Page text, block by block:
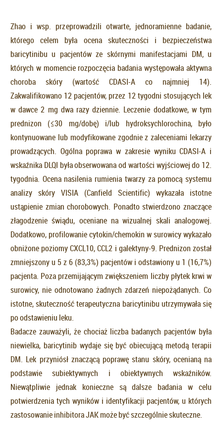
Zhao i wsp. przeprowadzili otwarte, jednoramienne badanie,
którego celem była ocena skuteczności i bezpieczeństwa
baricytinibu u pacjentów ze skórnymi manifestacjami DM, u
których w momencie rozpoczęcia badania występowała aktywna
choroba skóry (wartość CDASI-A co najmniej 14).
Zakwalifikowano 12 pacjentów, przez 12 tygodni stosujących lek
w dawce 2 mg dwa razy dziennie. Leczenie dodatkowe, w tym
prednizon (≤30 mg/dobę) i/lub hydroksychlorochina, było
kontynuowane lub modyfikowane zgodnie z zaleceniami lekarzy
prowadzących. Ogólna poprawa w zakresie wyniku CDASI-A i
wskaźnika DLQI była obserwowana od wartości wyjściowej do 12.
tygodnia. Ocena nasilenia rumienia twarzy za pomocą systemu
analizy skóry VISIA (Canfield Scientific) wykazała istotne
ustąpienie zmian chorobowych. Ponadto stwierdzono znaczące
złagodzenie świądu, oceniane na wizualnej skali analogowej.
Dodatkowo, profilowanie cytokin/chemokin w surowicy wykazało
obniżone poziomy CXCL10, CCL2 i galektyny-9. Prednizon został
zmniejszony u 5 z 6 (83,3%) pacjentów i odstawiony u 1 (16,7%)
pacjenta. Poza przemijającym zwiększeniem liczby płytek krwi w
surowicy, nie odnotowano żadnych zdarzeń niepożądanych. Co
istotne, skuteczność terapeutyczna baricytinibu utrzymywała się
po odstawieniu leku.
Badacze zauważyli, że chociaż liczba badanych pacjentów była
niewielka, baricytinib wydaje się być obiecującą metodą terapii
DM. Lek przyniósł znaczącą poprawę stanu skóry, ocenianą na
podstawie subiektywnych i obiektywnych wskaźników.
Niewątpliwie jednak konieczne są dalsze badania w celu
potwierdzenia tych wyników i identyfikacji pacjentów, u których
zastosowanie inhibitora JAK może być szczególnie skuteczne.